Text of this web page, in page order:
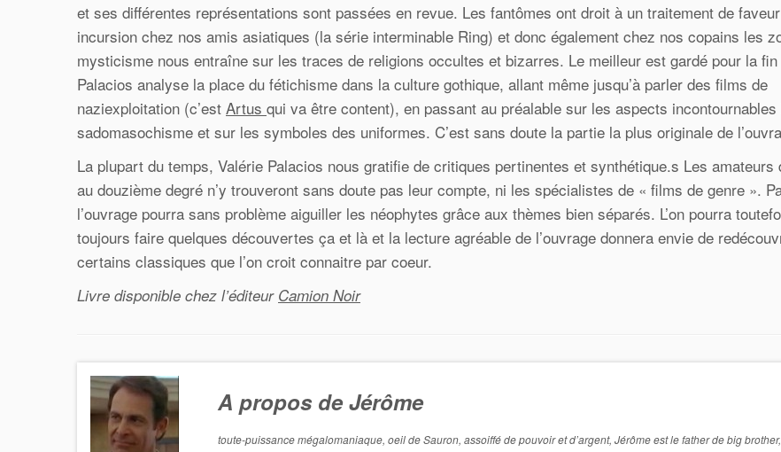
et ses différentes représentations sont passées en revue. Les fantômes ont droit à un traitement de
incursion chez nos amis asiatiques (la série interminable Ring) et donc également chez nos copains les
mysticisme nous entraîne sur les traces de religions occultes et bizarres. Le meilleur est gardé pour la
Palacios analyse la place du fétichisme dans la culture gothique, allant même jusqu’à parler des films de
naziexploitation (c’est Artus qui va être content), en passant au préalable sur les aspects
sadomasochisme et sur les symboles des uniformes. C’est sans doute la partie la plus originale de
La plupart du temps, Valérie Palacios nous gratifie de critiques pertinentes et synthétique.s Les amateurs
au douzième degré n’y trouveront sans doute pas leur compte, ni les spécialistes de « films de genre ».
l’ouvrage pourra sans problème aiguiller les néophytes grâce aux thèmes bien séparés. L’on pourra
toujours faire quelques découvertes ça et là et la lecture agréable de l’ouvrage donnera envie de
certains classiques que l’on croit connaitre par coeur.
Livre disponible chez l’éditeur Camion Noir
A propos de Jérôme
toute-puissance mégalomaniaque, oeil de Sauron, assoiffé de pouvoir et d’argent, Jérôme est le father de big